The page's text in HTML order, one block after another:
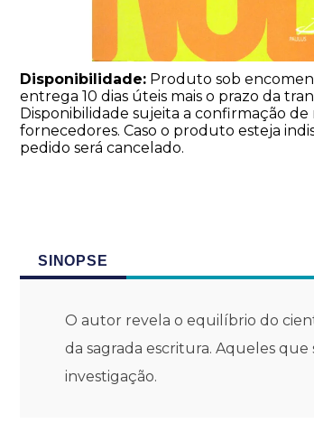
Disponibilidade: Produto sob
entrega 10 dias úteis mais o prazo da
Disponibilidade sujeita a confirmação de
fornecedores. Caso o produto esteja
pedido será cancelado.
SINOPSE
O autor revela o equilíbrio do
da sagrada escritura. Aqueles
investigação.